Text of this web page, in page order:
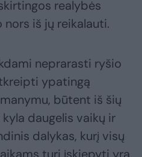
realybės
iš jų reikalauti.
neprarasti ryšio
ypatingą
būtent iš šių
daugelis vaikų ir
dalykas, kurį visų